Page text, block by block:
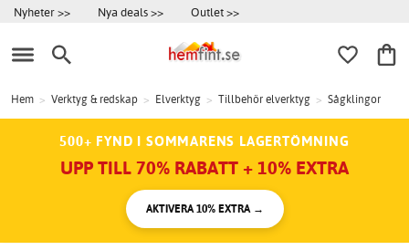
Nyheter >> Nya deals >> Outlet >>
Hem > Verktyg & redskap > Elverktyg > Tillbehör elverktyg > Sågklingor
500+ FYND I SOMMARENS LAGERTÖMNING
UPP TILL 70% RABATT + 10% EXTRA
AKTIVERA 10% EXTRA →